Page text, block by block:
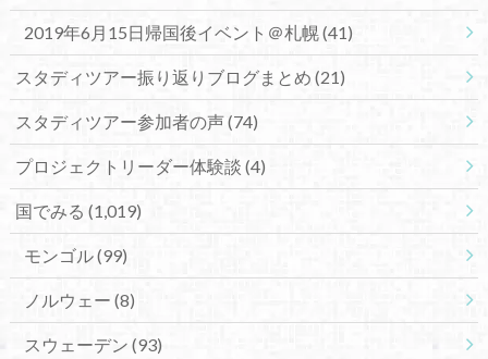
2019年6月15日帰国後イベント＠札幌(41)
スタディツアー振り返りブログまとめ (21)
スタディツアー参加者の声(74)
プロジェクトリーダー体験談 (4)
国でみる (1,019)
モンゴル(99)
ノルウェー (8)
スウェーデン (93)